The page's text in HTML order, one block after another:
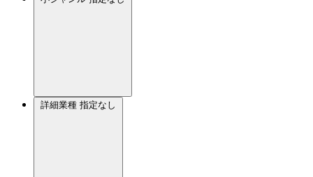
詳細業種 指定なし